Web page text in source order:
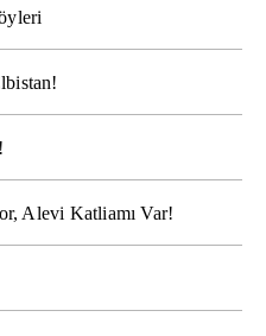
Alevi Katliamı Var!